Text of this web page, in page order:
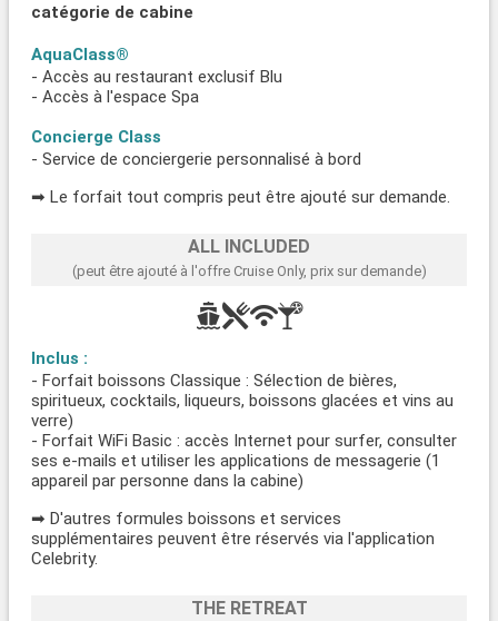
catégorie de cabine
AquaClass®
- Accès au restaurant exclusif Blu
- Accès à l'espace Spa
Concierge Class
- Service de conciergerie personnalisé à bord
➡ Le forfait tout compris peut être ajouté sur demande.
ALL INCLUDED
(peut être ajouté à l'offre Cruise Only, prix sur demande)
Inclus :
- Forfait boissons Classique : Sélection de bières,
spiritueux, cocktails, liqueurs, boissons glacées et vins au
verre)
- Forfait WiFi Basic : accès Internet pour surfer, consulter
ses e-mails et utiliser les applications de messagerie (1
appareil par personne dans la cabine)
➡ D'autres formules boissons et services
supplémentaires peuvent être réservés via l'application
Celebrity.
THE RETREAT